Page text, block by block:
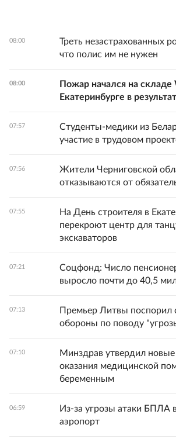
08:00
Треть незастрахованных
что полис им не нужен
08:00
Пожар начался на складе
Екатеринбурге в
07:57
Студенты-медики из
участие в трудовом
07:56
Жители Черниговской
отказываются от
07:55
На День строителя в
перекроют центр для
экскаваторов
07:21
Соцфонд: Число
выросло почти до 40,5
07:13
Премьер Литвы поспорил
обороны по поводу
07:10
Минздрав утвердил новые
оказания медицинской
беременным
06:59
Из-за угрозы атаки БПЛА
аэропорт